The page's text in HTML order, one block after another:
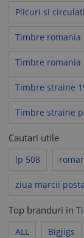
Plicuri si
Timbre romania
Timbre romania
Timbre straine
Timbre straine
Cautari utile
lp 508
ziua marcii
Top branduri in
ALL
Bigjigs